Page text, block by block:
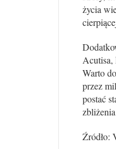
życia
Acutisa,
Warto
przez
postać
Źródło: